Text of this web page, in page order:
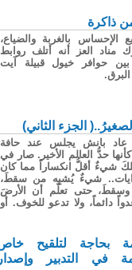
ذاكرة
الإحساس بالغربة والضياع،
مناد العز أنه أتلف روابط
بين حوافر خيول قبيلة آيت
الجزء الثاني)
بانش يجلس عند حافة
حدُّ العالم الأخير. صار في
شيءٌ أقلُّ انكساراً مما كان
شيءٌ يُشبِه من سقطَ،
حتى تعلّم أن الأرضَ
دائماً، ولا تدعو للخوف. أو
بحاجة لتلقيح خاص
في التدبير وإصدار